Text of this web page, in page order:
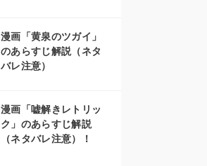
漫画「黄泉のツガイ」
のあらすじ解説（ネタ
バレ注意）
漫画「嘘解きレトリッ
ク」のあらすじ解説
（ネタバレ注意）！